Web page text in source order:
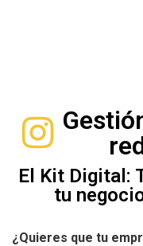
El Kit Digital:
tu
¿Quieres que tu